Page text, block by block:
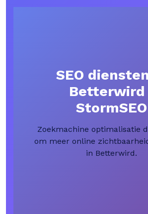
SEO
Betterwird
StormSEO
Zoekmachine optimalisatie
om meer online
in Betterwird.